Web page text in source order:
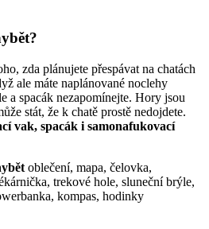
zda plánujete přespávat na chatách
ale máte naplánované noclehy
a spacák nezapomínejte. Hory jsou
stát, že k chatě prostě nedojdete.
vak, spacák i samonafukovací
oblečení, mapa, čelovka,
trekové hole, sluneční brýle,
kompas, hodinky